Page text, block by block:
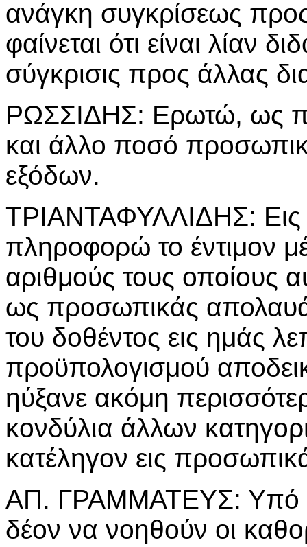
ανάγκη συγκρίσεως
φαίνεται ότι είναι λίαν
σύγκρισις προς άλλας
ΡΩΣΣΙΔΗΣ: Ερωτώ, ως
και άλλο ποσό
εξόδων.
ΤΡΙΑΝΤΑΦΥΛΛΙΔΗΣ: Εις
πληροφορώ το έντιμον
αριθμούς τους οποίους
ως προσωπικάς
του δοθέντος εις ημάς
προϋπολογισμού
ηύξανε ακόμη
κονδύλια άλλων
κατέληγον εις
ΑΠ. ΓΡΑΜΜΑΤΕΥΣ: Υπό
δέον να νοηθούν οι